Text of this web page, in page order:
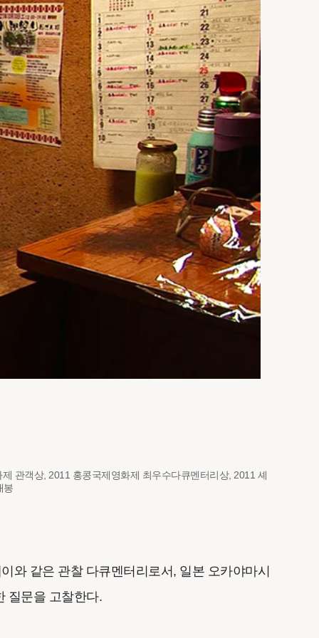
관객상, 2011 홍콩국제영화제 최우수다큐멘터리상, 2011 셰
봉
와 같은 관찰 다큐멘터리로서, 일본 오카야마시
질문을 고찰한다.